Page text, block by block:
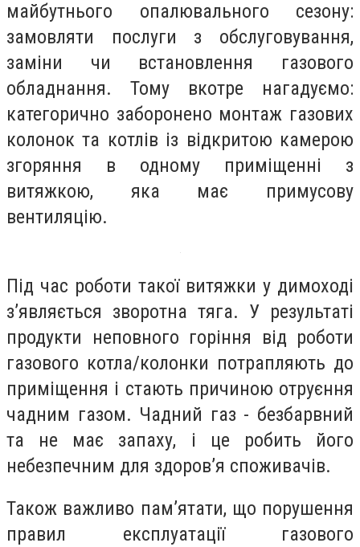
майбутнього опалювального сезону:
замовляти послуги з обслуговування,
заміни чи встановлення газового
обладнання. Тому вкотре нагадуємо:
категорично заборонено монтаж газових
колонок та котлів із відкритою камерою
згоряння в одному приміщенні з
витяжкою, яка має примусову
вентиляцію.
Під час роботи такої витяжки у димоході
з’являється зворотна тяга. У результаті
продукти неповного горіння від роботи
газового котла/колонки потрапляють до
приміщення і стають причиною отруєння
чадним газом. Чадний газ - безбарвний
та не має запаху, і це робить його
небезпечним для здоровʼя споживачів.
Також важливо пам’ятати, що порушення
правил експлуатації газового